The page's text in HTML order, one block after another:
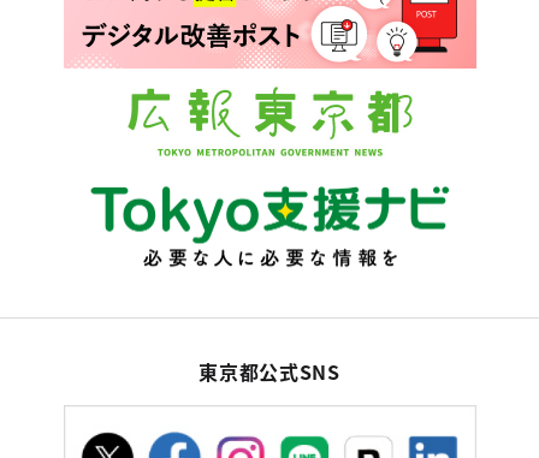
東京都公式SNS